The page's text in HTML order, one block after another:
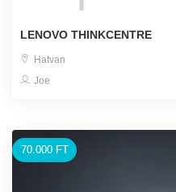
LENOVO THINKCENTRE
Hatvan
Joe
70.000 FT